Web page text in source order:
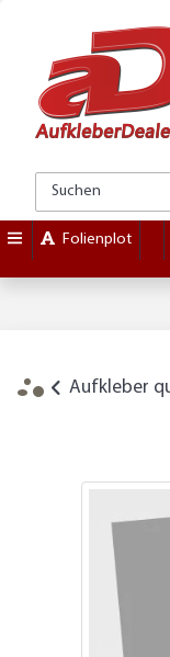
Folienplot
Aufkleber